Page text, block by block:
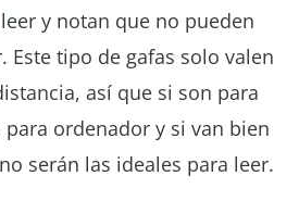
y notan que no pueden
Este tipo de gafas solo valen
así que si son para
ordenador y si van bien
serán las ideales para leer.